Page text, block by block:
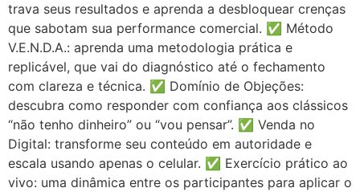
trava seus resultados e aprenda a desbloquear crenças
que sabotam sua performance comercial. ✅ Método
V.E.N.D.A.: aprenda uma metodologia prática e
replicável, que vai do diagnóstico até o fechamento
com clareza e técnica. ✅ Domínio de Objeções:
descubra como responder com confiança aos clássicos
“não tenho dinheiro” ou “vou pensar”. ✅ Venda no
Digital: transforme seu conteúdo em autoridade e
escala usando apenas o celular. ✅ Exercício prático ao
vivo: uma dinâmica entre os participantes para aplicar o